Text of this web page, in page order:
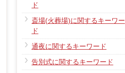
ド
斎場(火葬場)に関するキーワー
ド
通夜に関するキーワード
告別式に関するキーワード